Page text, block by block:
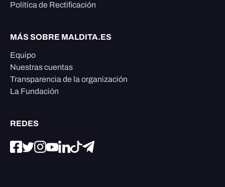
Política de Rectificación
MÁS SOBRE MALDITA.ES
Equipo
Nuestras cuentas
Transparencia de la organización
La Fundación
REDES